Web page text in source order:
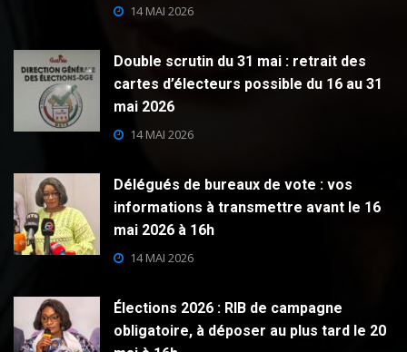
14 MAI 2026
Double scrutin du 31 mai : retrait des
cartes d’électeurs possible du 16 au 31
mai 2026
14 MAI 2026
Délégués de bureaux de vote : vos
informations à transmettre avant le 16
mai 2026 à 16h
14 MAI 2026
Élections 2026 : RIB de campagne
obligatoire, à déposer au plus tard le 20